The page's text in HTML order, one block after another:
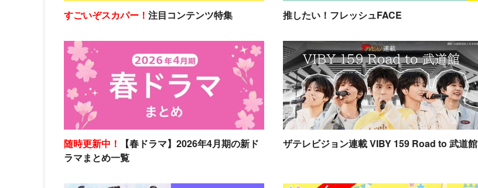
すごいぞスカパー！ 注目コンテンツ特集 推したい！フレッシュFACE
随時更新中！
【春ドラマ】2026年4月期の新ド
ラマまとめ一覧
ザテレビジョン連載 VIBY 159 Road to 武道館